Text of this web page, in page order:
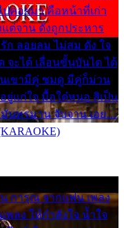
คอยมา คือหน้าที่เก่า
ต่จาน ดั่งถูกประหาร
ก ลอยลม ไม่สม ดัง ใจ
จะได้ เลื่อนขั้นบันได ได้
นเขามีคู่ ซมดู มีคู่ก็ม่วน
ยู่แก่ใจ มื้อใด๋หนอ สิเป็น
มันทรมาน จับจาน เอย…
การุณ จากแฟน เพลง
พลง ให้กำลังใจ น้ำใจ